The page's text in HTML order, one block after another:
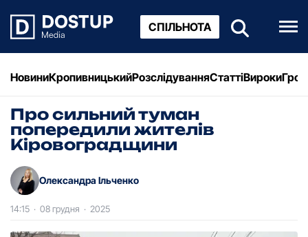
СПІЛЬНОТА
НовиниКропивницькийРозслідуванняСтаттіВироки
Про сильний туман
попередили жителів
Кіровоградщини
Олександра Ільченко
14:15 · 08 грудня · 2025